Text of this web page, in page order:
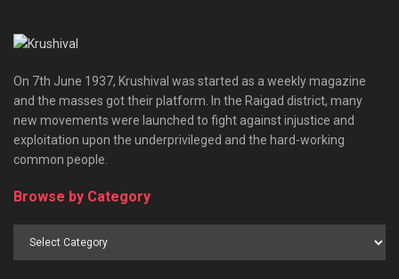
On 7th June 1937, Krushival was started as a weekly magazine
and the masses got their platform. In the Raigad district, many
new movements were launched to fight against injustice and
exploitation upon the underprivileged and the hard-working
common people.
Browse by Category
Browse